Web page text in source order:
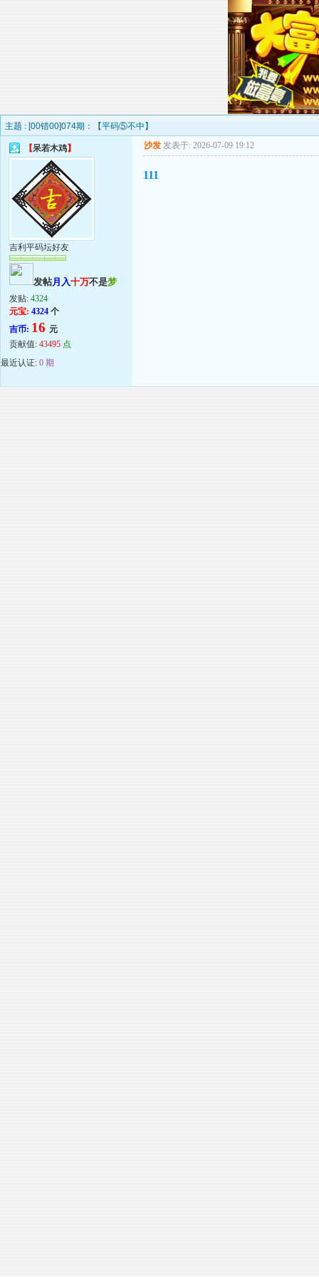
主题 : [00错00]074期：【平码⑤不中】
【呆若木鸡】
吉利平码坛好友
发帖月入十万不是梦
发贴: 4324
元宝: 4324 个
吉币: 16 元
贡献值: 43495 点
最近认证: 0 期
沙发 发表于: 2026-07-09 19:12
111